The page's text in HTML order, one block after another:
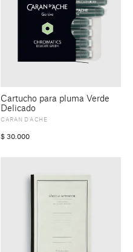
Cartucho para pluma Verde
Delicado
CARAN D’ACHE
$ 30.000